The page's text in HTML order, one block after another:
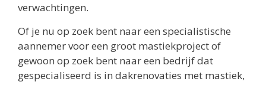
verwachtingen.
Of je nu op zoek bent naar een specialistische
aannemer voor een groot mastiekproject of
gewoon op zoek bent naar een bedrijf dat
gespecialiseerd is in dakrenovaties met mastiek,